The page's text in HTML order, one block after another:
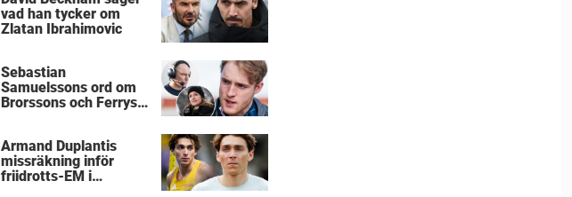
vad han tycker om
Zlatan Ibrahimovic
Sebastian
Samuelssons ord om
Brorssons och Ferrys
Armand Duplantis
missräkning inför
friidrotts-EM i